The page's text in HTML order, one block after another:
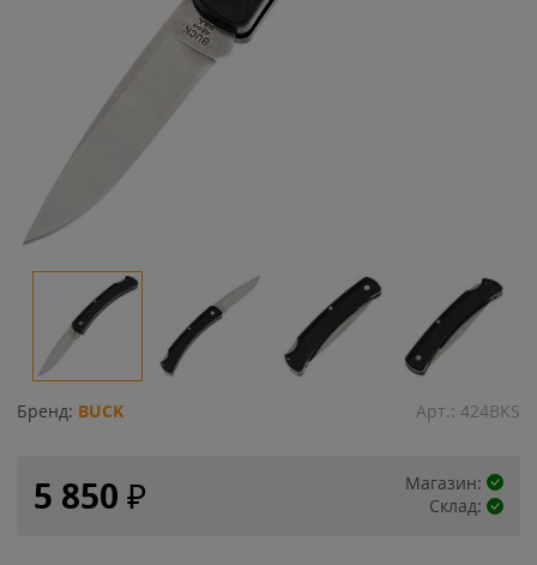
Бренд: BUCK Арт.: 424BKS
5 850 ₽
Магазин:
Склад: